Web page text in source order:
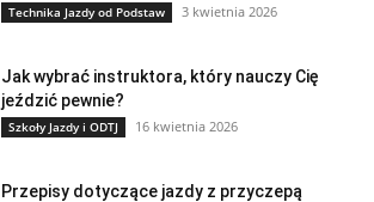
Technika Jazdy od Podstaw 3 kwietnia 2026
Jak wybrać instruktora, który nauczy Cię
jeździć pewnie?
Szkoły Jazdy i ODTJ 16 kwietnia 2026
Przepisy dotyczące jazdy z przyczepą